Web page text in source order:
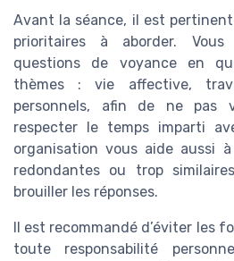
Avant la séance, il est
prioritaires à aborder.
questions de voyance en
thèmes : vie affective,
personnels, afin de ne pas
respecter le temps imparti
organisation vous aide aussi
redondantes ou trop
brouiller les réponses.
Il est recommandé d’éviter les
toute responsabilité